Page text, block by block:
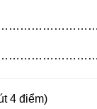
4 điểm)